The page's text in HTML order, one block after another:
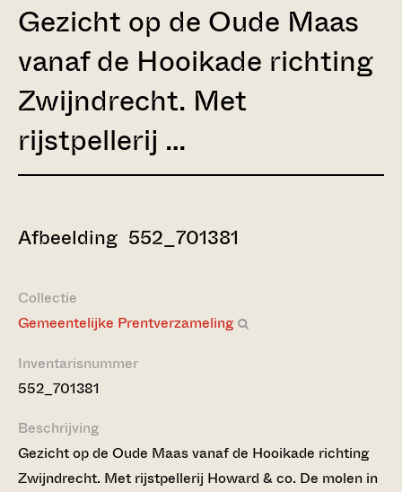
Gezicht op de Oude Maas
vanaf de Hooikade richting
Zwijndrecht. Met
rijstpellerij …
Afbeelding 552_701381
Collectie
Gemeentelijke Prentverzameling
Inventarisnummer
552_701381
Beschrijving
Gezicht op de Oude Maas vanaf de Hooikade richting
Zwijndrecht. Met rijstpellerij Howard & co. De molen in